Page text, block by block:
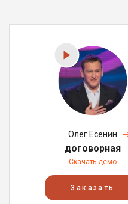
Олег Есенин
договорная
Скачать демо
Заказать